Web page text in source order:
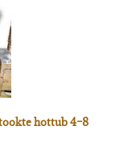
hottub 4–8